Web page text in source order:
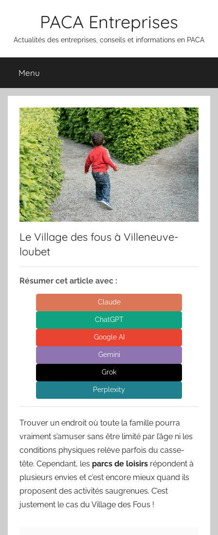
PACA Entreprises
Actualités des entreprises, conseils et informations en PACA
Menu
Le Village des fous à Villeneuve-
loubet
Résumer cet article avec :
Claude
ChatGPT
Google AI
Gemini
Grok
Perplexity
Trouver un endroit où toute la famille pourra
vraiment s’amuser sans être limité par l’âge ni les
conditions physiques relève parfois du casse-
tête. Cependant, les parcs de loisirs répondent à
plusieurs envies et c’est encore mieux quand ils
proposent des activités saugrenues. C’est
justement le cas du Village des Fous !